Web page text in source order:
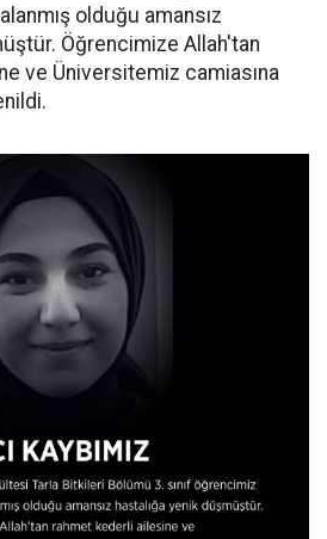
olduğu amansız
Öğrencimize Allah'tan
ve Üniversitemiz camiasına